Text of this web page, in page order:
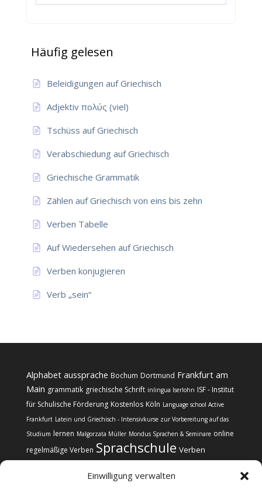
Einwilligung verwalten
Häufig gelesen
Beleidigungen auf Griechisch
Adjektiv πολύς (viel)
Tschüss auf Griechisch
Verabschiedung auf Griechisch
Griechische Grammatik
Zählen auf Griechisch von eins bis zehn
Verben Tabelle
Auf Wiedersehen auf Griechisch
Verben konjugieren
Verb „sein“
Alphabet aussprache Bochum Dortmund Frankfurt am
Main grammatik griechische Schrift inlingua Iserlohn ISF - Institut
für Schulische Förderung Kostenlos Köln Language school Active
Frankfurt Latein und Griechisch - Intensivkurse zur Vorbereitung auf das
Studium lernen Malgorzata Müller Mondus Sprachen & Seminare online
regelmäßige Verben Sprachschule Verben